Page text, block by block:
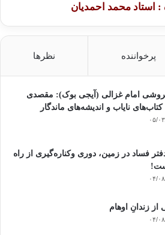
: استاد محمد احمدیان
پرخواننده نظرها
امام غزالی (آیجی بوک): مقصدی
نایاب و اندیشه‌های ماندگار
۱۹
فساد در زمین‌، دوری وکناره‌گیری از راه
۰۳
از زندانِ اوهام
۰۳